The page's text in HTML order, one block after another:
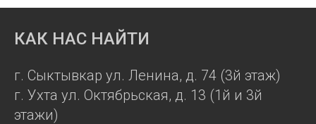
КАК НАС НАЙТИ
г. Сыктывкар ул. Ленина, д. 74 (3й этаж)
г. Ухта ул. Октябрьская, д. 13 (1й и 3й
этажи)